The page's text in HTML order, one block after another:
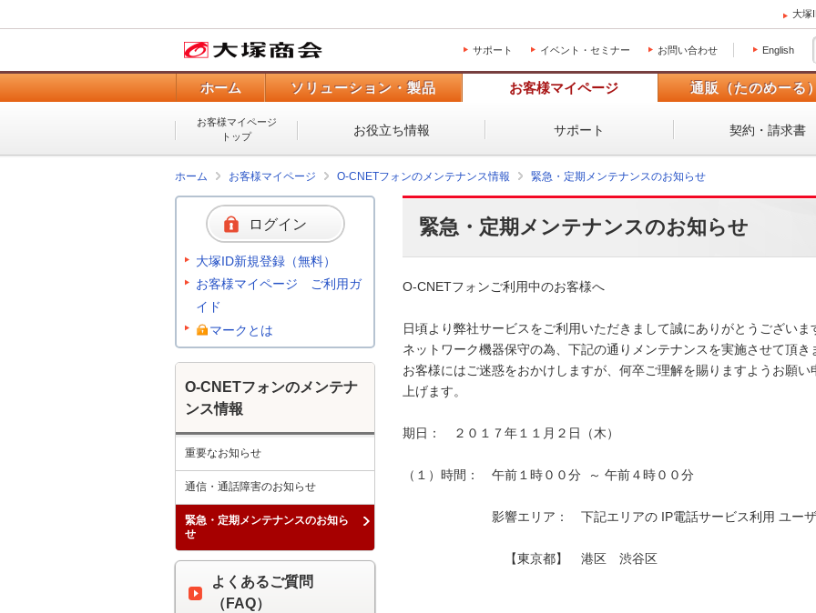
大塚
サポート イベント・セミナー お問い合わせ English
ホーム ソリューション・製品 お客様マイページ 通販（たのめーる）
お客様マイページ
トップ
お役立ち情報 サポート 契約・請求書
ホーム お客様マイページ O-CNETフォンのメンテナンス情報 緊急・定期メンテナンスのお知らせ
緊急・定期メンテナンスのお知らせ
O-CNETフォンご利用中のお客様へ
日頃より弊社サービスをご利用いただきまして誠にありがとうございま
ネットワーク機器保守の為、下記の通りメンテナンスを実施させて頂き
お客様にはご迷惑をおかけしますが、何卒ご理解を賜りますようお願い
上げます。
期日：　２０１７年１１月２日（木）
（１）時間：　午前１時００分  ～ 午前４時００分
影響エリア：　下記エリアの IP電話サービス利用 ユー
【東京都】　港区
ログイン
大塚ID新規登録（無料）
お客様マイページ ご利用ガ
イド
マークとは
O-CNETフォンのメンテナ
ンス情報
重要なお知らせ
通信・通話障害のお知らせ
緊急・定期メンテナンスのお知ら
せ
よくあるご質問
（FAQ）